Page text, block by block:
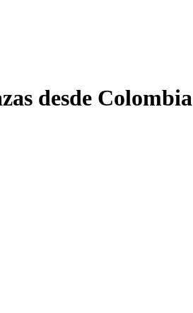
desde Colombia